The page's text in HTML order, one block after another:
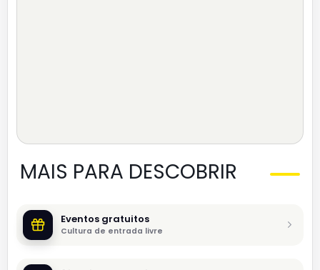
MAIS PARA DESCOBRIR
Eventos gratuitos
Cultura de entrada livre